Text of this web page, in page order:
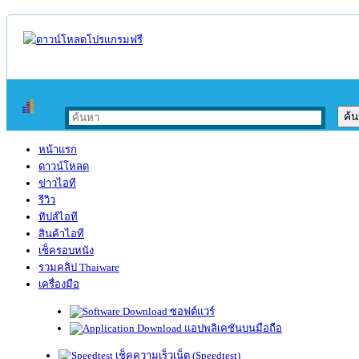
หน้าแรก
ดาวน์โหลด
ข่าวไอที
รีวิว
ทิปส์ไอที
สินค้าไอที
เช็ครอบหนัง
รวมคลิป Thaiware
เครื่องมือ
ซอฟต์แวร์
แอปพลิเคชันบนมือถือ
เช็คความเร็วเน็ต (Speedtest)